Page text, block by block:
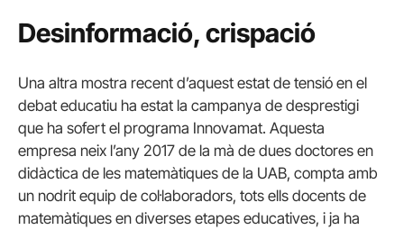
Desinformació, crispació
Una altra mostra recent d’aquest estat de tensió en el
debat educatiu ha estat la campanya de desprestigi
que ha sofert el programa Innovamat. Aquesta
empresa neix l’any 2017 de la mà de dues doctores en
didàctica de les matemàtiques de la UAB, compta amb
un nodrit equip de col·laboradors, tots ells docents de
matemàtiques en diverses etapes educatives, i ja ha